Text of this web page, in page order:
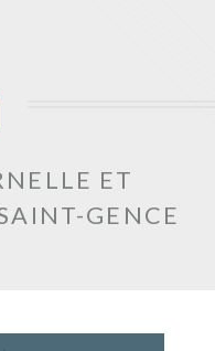
ET
GENCE